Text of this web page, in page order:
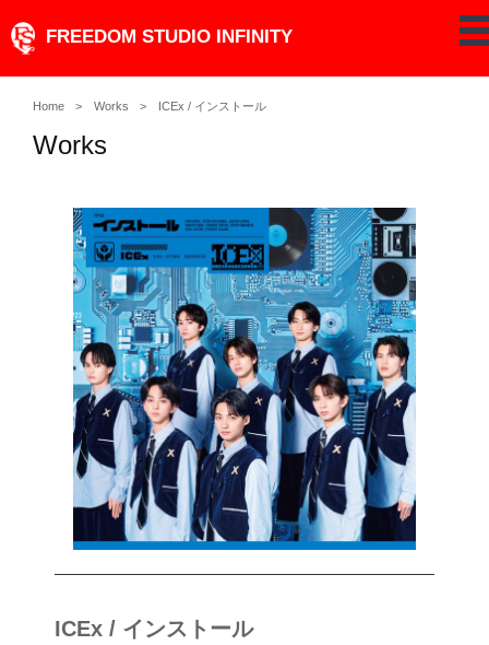
to
FREEDOM STUDIO INFINITY
Home Works ICEx / インストール
Works
ICEx / インストール